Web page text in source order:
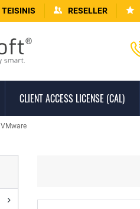
TEISINIS RESELLER
CLIENT ACCESS LICENSE (CAL)
VMware